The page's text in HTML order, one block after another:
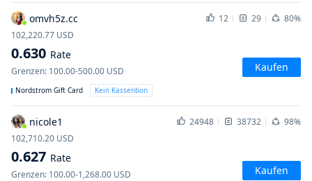
omvh5z.cc 12 29
80%
102,220.77 USD
0.630 Rate
Grenzen: 100.00-500.00 USD Kaufen
Nordstrom Gift Card Kein Kassenbon
nicole1 24948 38732
98%
102,710.20 USD
0.627 Rate
Grenzen: 100.00-1,268.00 USD Kaufen